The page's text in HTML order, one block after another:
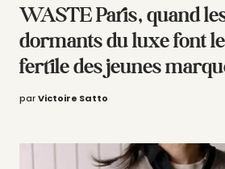
WASTE Paris, quand
dormants du luxe font
fertile des jeunes
parVictoire Satto